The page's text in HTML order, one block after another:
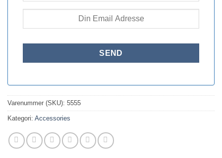
Varenummer (SKU): 5555
Kategori: Accessories